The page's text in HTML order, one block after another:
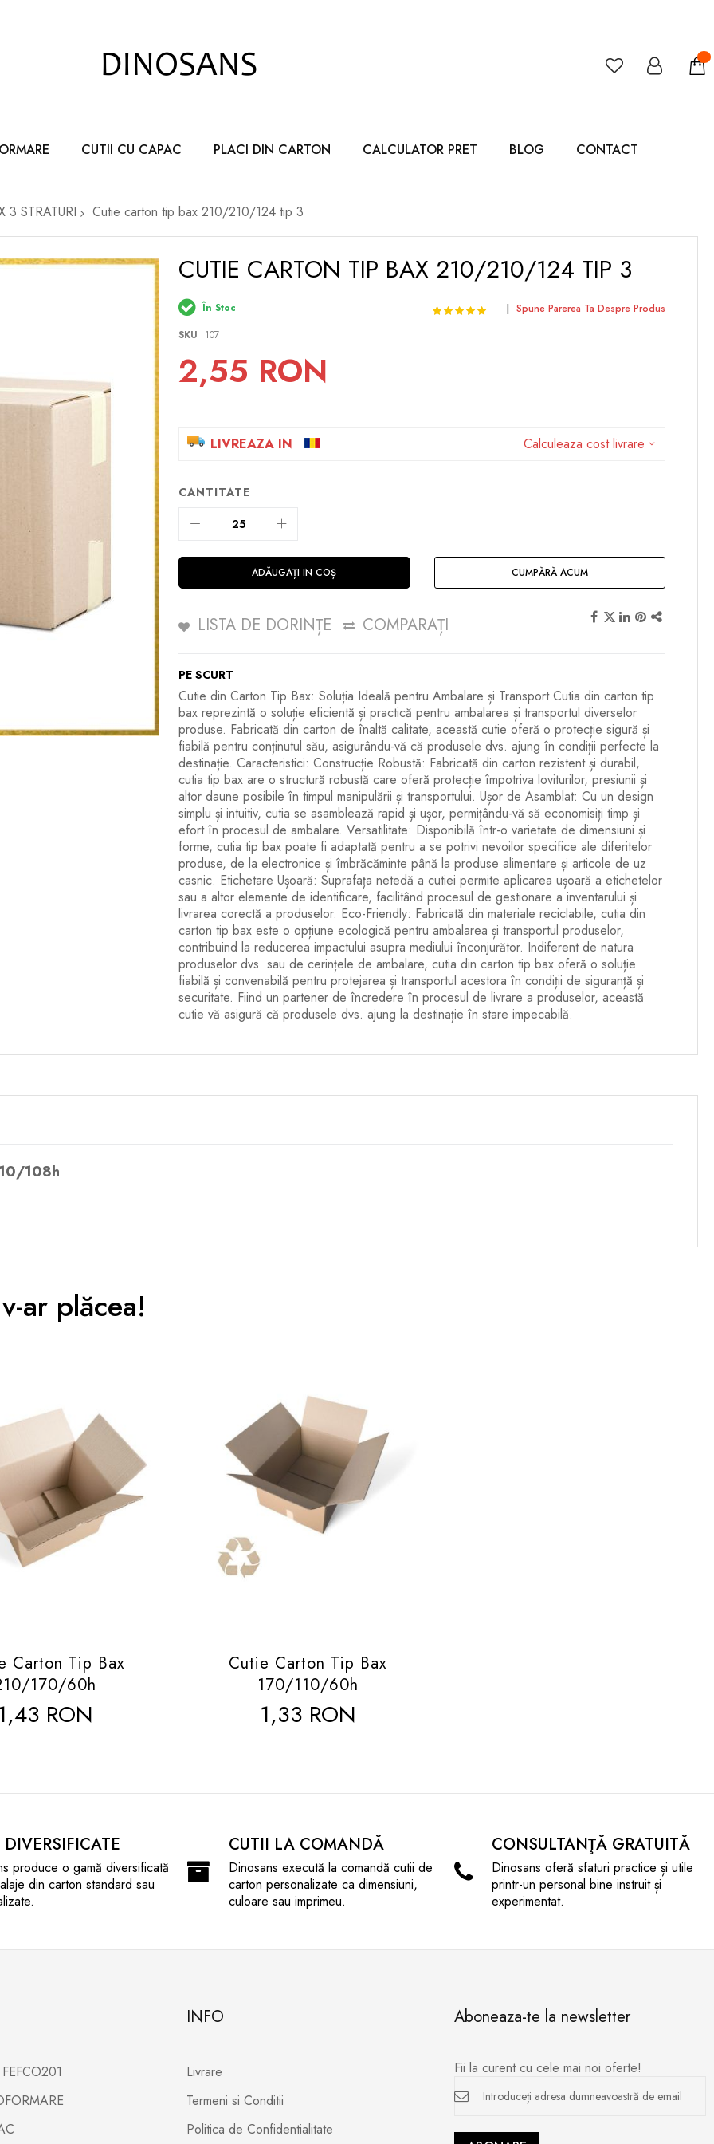
CUTII CU CAPAC PLACI DIN CARTON CALCULATOR PRET BLOG CONTACT
3 STRATURI Cutie carton tip bax 210/210/124 tip 3
CUTIE CARTON TIP BAX 210/210/124 TIP 3
Rating: 100
% of 100
Spune Parerea Ta Despre Produs
În Stoc
SKU
107
2,55 RON
LIVREAZA IN Calculeaza cost livrare
CANTITATE
ADĂUGAȚI IN COȘ CUMPĂRĂ ACUM
LISTA DE DORINȚE COMPARAȚI
PE SCURT
Cutie din Carton Tip Bax: Soluția Ideală pentru Ambalare și Transport Cutia din carton tip
bax reprezintă o soluție eficientă și practică pentru ambalarea și transportul diverselor
produse. Fabricată din carton de înaltă calitate, această cutie oferă o protecție sigură și
fiabilă pentru conținutul său, asigurându-vă că produsele dvs. ajung în condiții perfecte la
destinație. Caracteristici: Construcție Robustă: Fabricată din carton rezistent și durabil,
cutia tip bax are o structură robustă care oferă protecție împotriva loviturilor, presiunii și
altor daune posibile în timpul manipulării și transportului. Ușor de Asamblat: Cu un design
simplu și intuitiv, cutia se asamblează rapid și ușor, permițându-vă să economisiți timp și
efort în procesul de ambalare. Versatilitate: Disponibilă într-o varietate de dimensiuni și
forme, cutia tip bax poate fi adaptată pentru a se potrivi nevoilor specifice ale diferitelor
produse, de la electronice și îmbrăcăminte până la produse alimentare și articole de uz
casnic. Etichetare Ușoară: Suprafața netedă a cutiei permite aplicarea ușoară a etichetelor
sau a altor elemente de identificare, facilitând procesul de gestionare a inventarului și
livrarea corectă a produselor. Eco-Friendly: Fabricată din materiale reciclabile, cutia din
carton tip bax este o opțiune ecologică pentru ambalarea și transportul produselor,
contribuind la reducerea impactului asupra mediului înconjurător. Indiferent de natura
produselor dvs. sau de cerințele de ambalare, cutia din carton tip bax oferă o soluție
fiabilă și convenabilă pentru protejarea și transportul acestora în condiții de siguranță și
securitate. Fiind un partener de încredere în procesul de livrare a produselor, această
cutie vă asigură că produsele dvs. ajung la destinație în stare impecabilă.
108h
ar plăcea!
Carton Tip Bax
170/60h
RON
Cutie Carton Tip Bax
170/110/60h
1,33 RON
produce o gamă diversificată
din carton standard sau
CUTII LA COMANDĂ
Dinosans execută la comandă cutii de
carton personalizate ca dimensiuni,
culoare sau imprimeu.
CONSULTANŢĂ GRATUITĂ
Dinosans oferă sfaturi practice și utile
printr-un personal bine instruit și
experimentat.
INFO
Livrare
Termeni si Conditii
Politica de Confidentialitate
Aboneaza-te la newsletter
Fii la curent cu cele mai noi oferte!
vă